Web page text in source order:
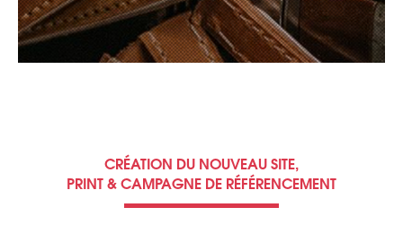
CRÉATION DU NOUVEAU SITE,
PRINT & CAMPAGNE DE RÉFÉRENCEMENT